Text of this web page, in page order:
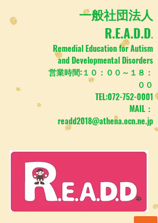
​一般社団法人
R.E.A.D.D.
Remedial Education for Autism
and Developmental Disorders
営業時間:１０：００～１８：
００
TEL:072-752-0001
MAIL：
readd2018@athena.ocn.ne.jp